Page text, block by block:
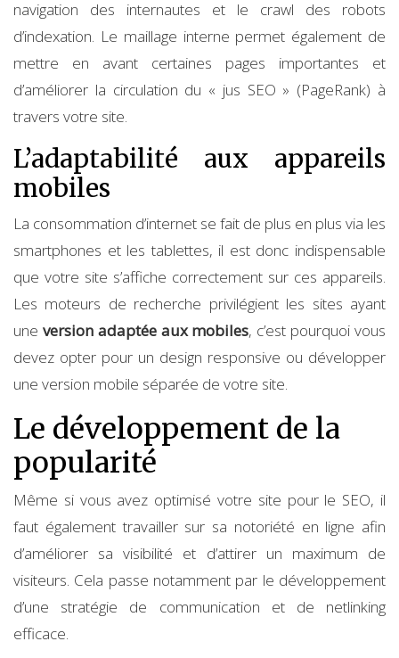
navigation des internautes et le crawl des robots
d’indexation. Le maillage interne permet également de
mettre en avant certaines pages importantes et
d’améliorer la circulation du « jus SEO » (PageRank) à
travers votre site.
L’adaptabilité aux appareils
mobiles
La consommation d’internet se fait de plus en plus via les
smartphones et les tablettes, il est donc indispensable
que votre site s’affiche correctement sur ces appareils.
Les moteurs de recherche privilégient les sites ayant
une version adaptée aux mobiles, c’est pourquoi vous
devez opter pour un design responsive ou développer
une version mobile séparée de votre site.
Le développement de la
popularité
Même si vous avez optimisé votre site pour le SEO, il
faut également travailler sur sa notoriété en ligne afin
d’améliorer sa visibilité et d’attirer un maximum de
visiteurs. Cela passe notamment par le développement
d’une stratégie de communication et de netlinking
efficace.